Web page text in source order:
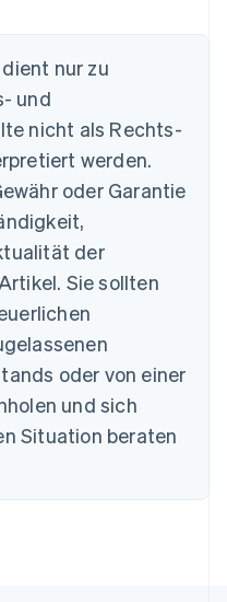
nur zu
und
nicht als Rechts-
werden.
oder Garantie
der
Sie sollten
oder von einer
und sich
Situation beraten